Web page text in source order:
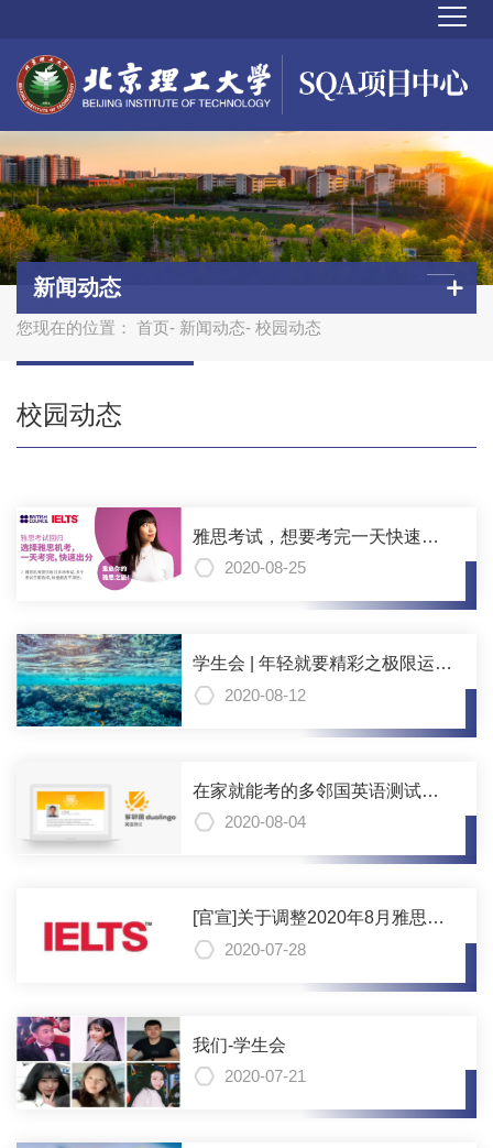
您现在的位置： 首页- 新闻动态- 校园动态
新闻动态
校园动态
雅思考试，想要考完一天快速出
分？可以这样做
2020-08-25
学生会 | 年轻就要精彩之极限运动
分享——潜水
2020-08-12
在家就能考的多邻国英语测试，
与托福雅思有什么不一样？
2020-08-04
[官宣]关于调整2020年8月雅思考
试的通知2020-07-28
我们-学生会
2020-07-21